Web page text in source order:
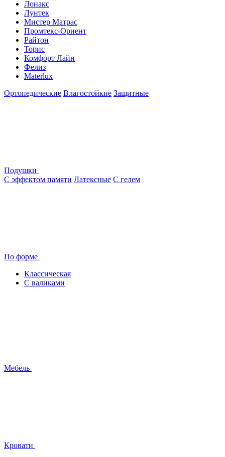
Лонакс
Лунтек
Мистер Матрас
Промтекс-Ориент
Райтон
Торис
Комфорт Лайн
Фелиз
Materlux
Ортопедические Влагостойкие Защитные
Подушки
С эффектом памяти Латексные С гелем
По форме
Классическая
С валиками
Мебель
Кровати